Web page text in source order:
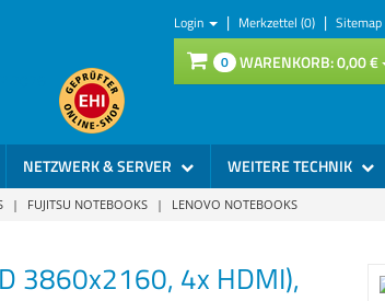
Login | Merkzettel (0) | Sitemap
0 WARENKORB:0,00€
NETZWERK & SERVER WEITERE TECHNIK
| FUJITSU NOTEBOOKS | LENOVO NOTEBOOKS
3860x2160, 4x HDMI),